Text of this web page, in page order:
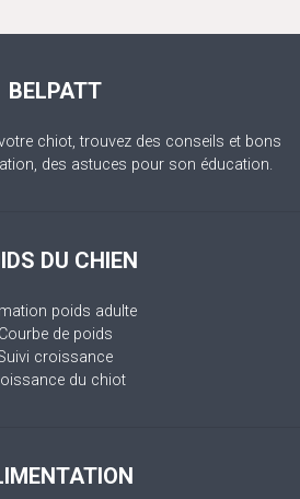
BELPATT
chiot, trouvez des conseils et bons
des astuces pour son éducation.
DU CHIEN
poids adulte
Courbe de poids
croissance
du chiot